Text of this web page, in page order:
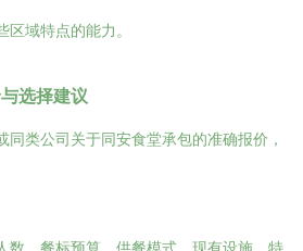
域特点的能力。
选择建议
同类公司关于同安食堂承包的准确报价，